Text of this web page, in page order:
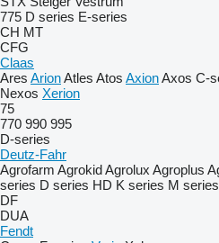
775 D series E-series
CH MT
CFG
Claas
Ares ArionAtles Atos AxionAxos C-
Nexos Xerion
75
770 990 995
D-series
Deutz-Fahr
Agrofarm AgrokidAgrolux Agroplus
series D series HD K series M series
DF
DUA
Fendt